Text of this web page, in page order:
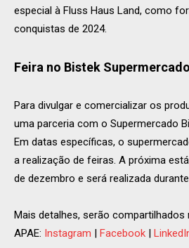
especial à Fluss Haus Land, como
conquistas de 2024.
Feira no Bistek
Para divulgar e comercializar os
uma parceria com o Supermercado
Em datas específicas, o
a realização de feiras. A próxima
de dezembro e será realizada
Mais detalhes, serão
APAE: Instagram | Facebook |